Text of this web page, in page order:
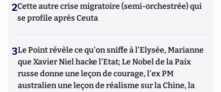
2Cette autre crise migratoire (semi-orchestrée) qui
se profile après Ceuta
3Le Point révèle ce qu'on sniffe à l'Elysée, Marianne
que Xavier Niel hacke l'Etat; Le Nobel de la Paix
russe donne une leçon de courage, l'ex PM
australien une leçon de réalisme sur la Chine, la